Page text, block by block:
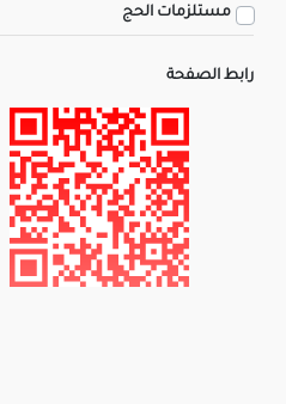
مستلزمات الحج
رابط الصفحة